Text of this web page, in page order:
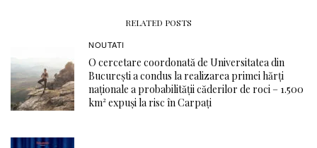
RELATED POSTS
NOUTATI
O cercetare coordonată de Universitatea din
București a condus la realizarea primei hărți
naționale a probabilității căderilor de roci – 1.500
km² expuși la risc în Carpați